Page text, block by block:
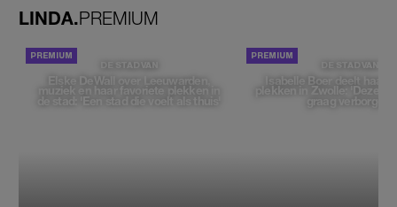
LINDA.PREMIUM
DE STAD VAN
Elske DeWall over Leeuwarden,
muziek en haar favoriete plekken in
de stad: 'Een stad die voelt als thuis'
DE STAD VAN
Isabelle Boer deelt haar
plekken in Zwolle: 'Deze
graag verborgen'